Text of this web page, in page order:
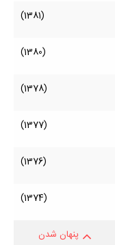
(1381)
(1380)
(1378)
(1377)
(1376)
(1374)
پنهان شدن